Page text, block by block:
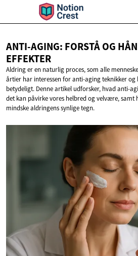
ANTI-AGING: FORSTÅ OG
EFFEKTER
Aldring er en naturlig proces, som alle
årtier har interessen for anti-aging teknikker og
betydeligt. Denne artikel udforsker, hvad anti-
det kan påvirke vores helbred og velvære, samt
mindske aldringens synlige tegn.